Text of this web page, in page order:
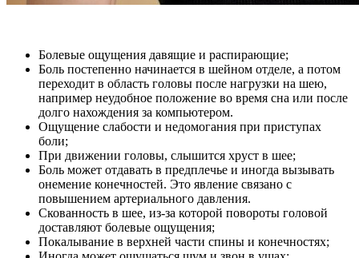
Болевые ощущения давящие и распирающие;
Боль постепенно начинается в шейном отделе, а потом
переходит в область головы после нагрузки на шею,
например неудобное положение во время сна или после
долго нахождения за компьютером.
Ощущение слабости и недомогания при приступах
боли;
При движении головы, слышится хруст в шее;
Боль может отдавать в предплечье и иногда вызывать
онемение конечностей. Это явление связано с
повышением артериального давления.
Скованность в шее, из-за которой повороты головой
доставляют болевые ощущения;
Покалывание в верхней части спины и конечностях;